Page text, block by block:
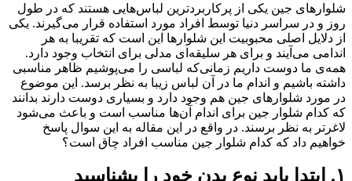
شلوارهای جین یکی از پرکاربردترین لباس‌هایی هستند که در طول
روز و در سراسر دنیا توسط افراد مورد استفاده قرار می‌گیرند. یکی
از دلایل اصلی محبوبیت این شلوارها این است که تقریبا به هر
اندامی می‌آیند و برای هر سلیقه‌ای مدلی برای انتخاب وجود دارد.
همه‌ی ما دوست داریم زمانی‌که لباسی را می‌پوشیم ظاهر مناسبی
داشته باشیم و اندام ما در آن لباس زیبا به نظر برسد. این موضوع
در مورد شلوارهای جین هم وجود دارد و بسیاری دوست دارند بدانند
که کدام شلوار جین برای اندام آن‌ها مناسب است و باعث می‌شود
لاغرتر به نظر برسند. در واقع در این مقاله به این سوال پاسخ
خواهیم داد که کدام شلوار جین مناسب افراد چاق است؟
۱. ابتدا باید نوع بدن خود را بشناسید